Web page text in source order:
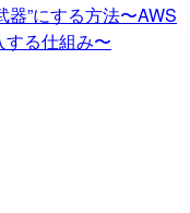
器”にする方法〜AWS
る仕組み〜